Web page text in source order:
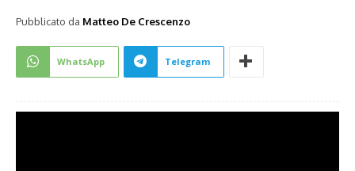
Pubblicato da Matteo De Crescenzo
WhatsApp Telegram